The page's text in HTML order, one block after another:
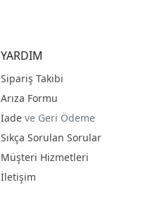
YARDIM
Sipariş Takibi
Arıza Formu
İade ve Geri Ödeme
Sıkça Sorulan Sorular
Müşteri Hizmetleri
İletişim